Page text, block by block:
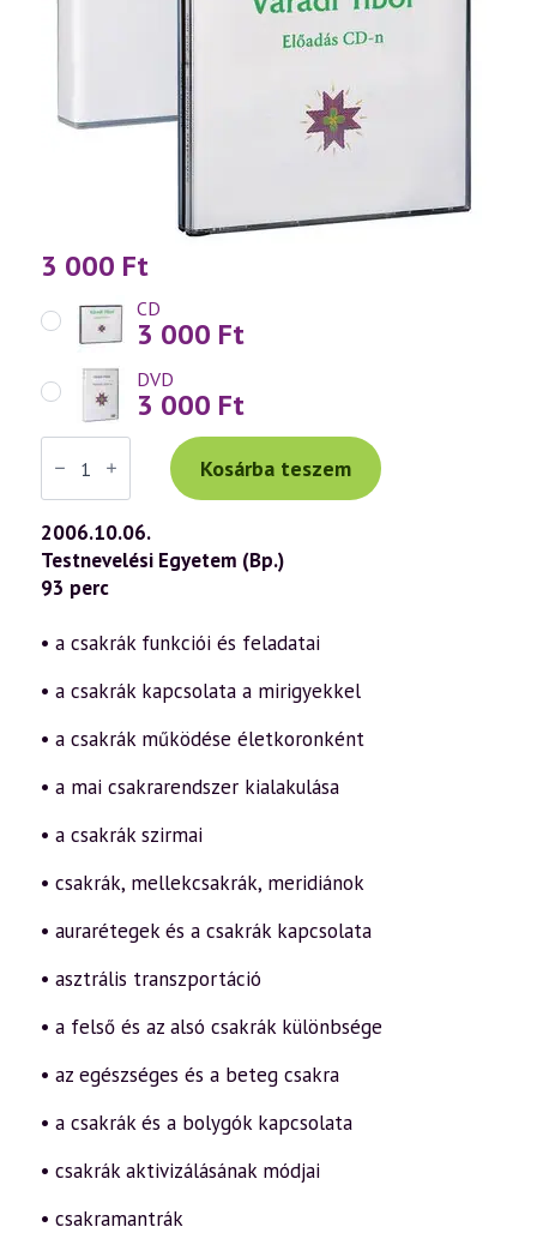
3 000 Ft
CD
3 000 Ft
DVD
3 000 Ft
Váradi
Tibor
előadás
(426)
—
A
csakrák
működése
és
a
szellemtudomány
1.
–
Bevezetés
csakratanba
mennyiség
Kosárba teszem
2006.10.06.
Testnevelési Egyetem (Bp.)
93 perc
• a csakrák funkciói és feladatai
• a csakrák kapcsolata a mirigyekkel
• a csakrák működése életkoronként
• a mai csakrarendszer kialakulása
• a csakrák szirmai
• csakrák, mellekcsakrák, meridiánok
• aurarétegek és a csakrák kapcsolata
• asztrális transzportáció
• a felső és az alsó csakrák különbsége
• az egészséges és a beteg csakra
• a csakrák és a bolygók kapcsolata
• csakrák aktivizálásának módjai
• csakramantrák